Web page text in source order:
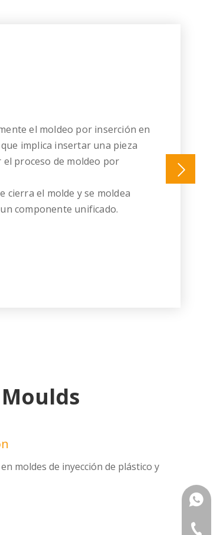
el moldeo por inserción en
implica insertar una pieza
el proceso de moldeo por
cierra el molde y se moldea
componente unificado.
moldes de inyección de plástico y
+86-